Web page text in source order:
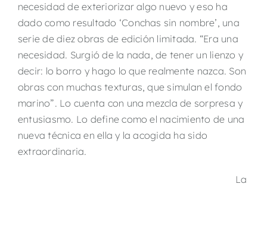
necesidad de exteriorizar algo nuevo y eso ha
dado como resultado ‘Conchas sin nombre’, una
serie de diez obras de edición limitada. “Era una
necesidad. Surgió de la nada, de tener un lienzo y
decir: lo borro y hago lo que realmente nazca. Son
obras con muchas texturas, que simulan el fondo
marino”. Lo cuenta con una mezcla de sorpresa y
entusiasmo. Lo define como el nacimiento de una
nueva técnica en ella y la acogida ha sido
extraordinaria.
La